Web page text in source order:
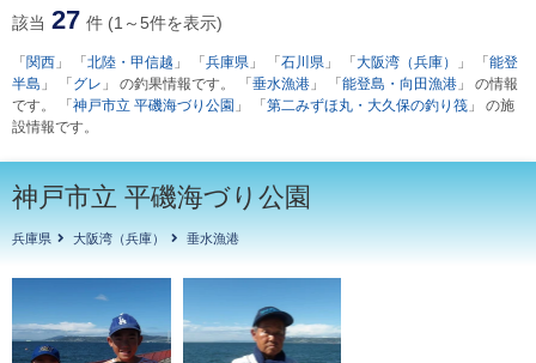
該当 27 件 (1～5件を表示)
「 関西 」 「 北陸・甲信越 」 「 兵庫県 」 「 石川県 」 「 大阪湾（兵庫） 」 「 能登
半島 」 「 グレ 」 の釣果情報です。 「 垂水漁港 」 「 能登島・向田漁港 」 の情報
です。 「 神戸市立 平磯海づり公園 」 「 第二みずほ丸・大久保の釣り筏 」 の施
設情報です。
神戸市立 平磯海づり公園
兵庫県 大阪湾（兵庫） 垂水漁港